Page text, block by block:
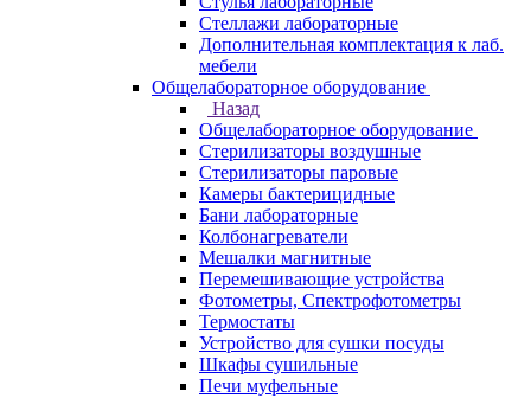
Стеллажи лабораторные
Дополнительная комплектация к лаб.
мебели
Общелабораторное оборудование
Назад
Общелабораторное оборудование
Стерилизаторы воздушные
Стерилизаторы паровые
Камеры бактерицидные
Бани лабораторные
Колбонагреватели
Мешалки магнитные
Перемешивающие устройства
Фотометры, Спектрофотометры
Термостаты
Устройство для сушки посуды
Шкафы сушильные
Печи муфельные